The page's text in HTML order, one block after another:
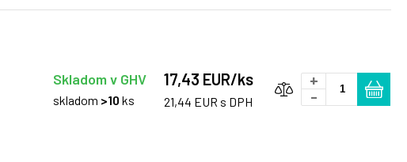
Skladom v GHV
skladom >10 ks
17,43 EUR/ks
21,44 EUR s DPH
+
-